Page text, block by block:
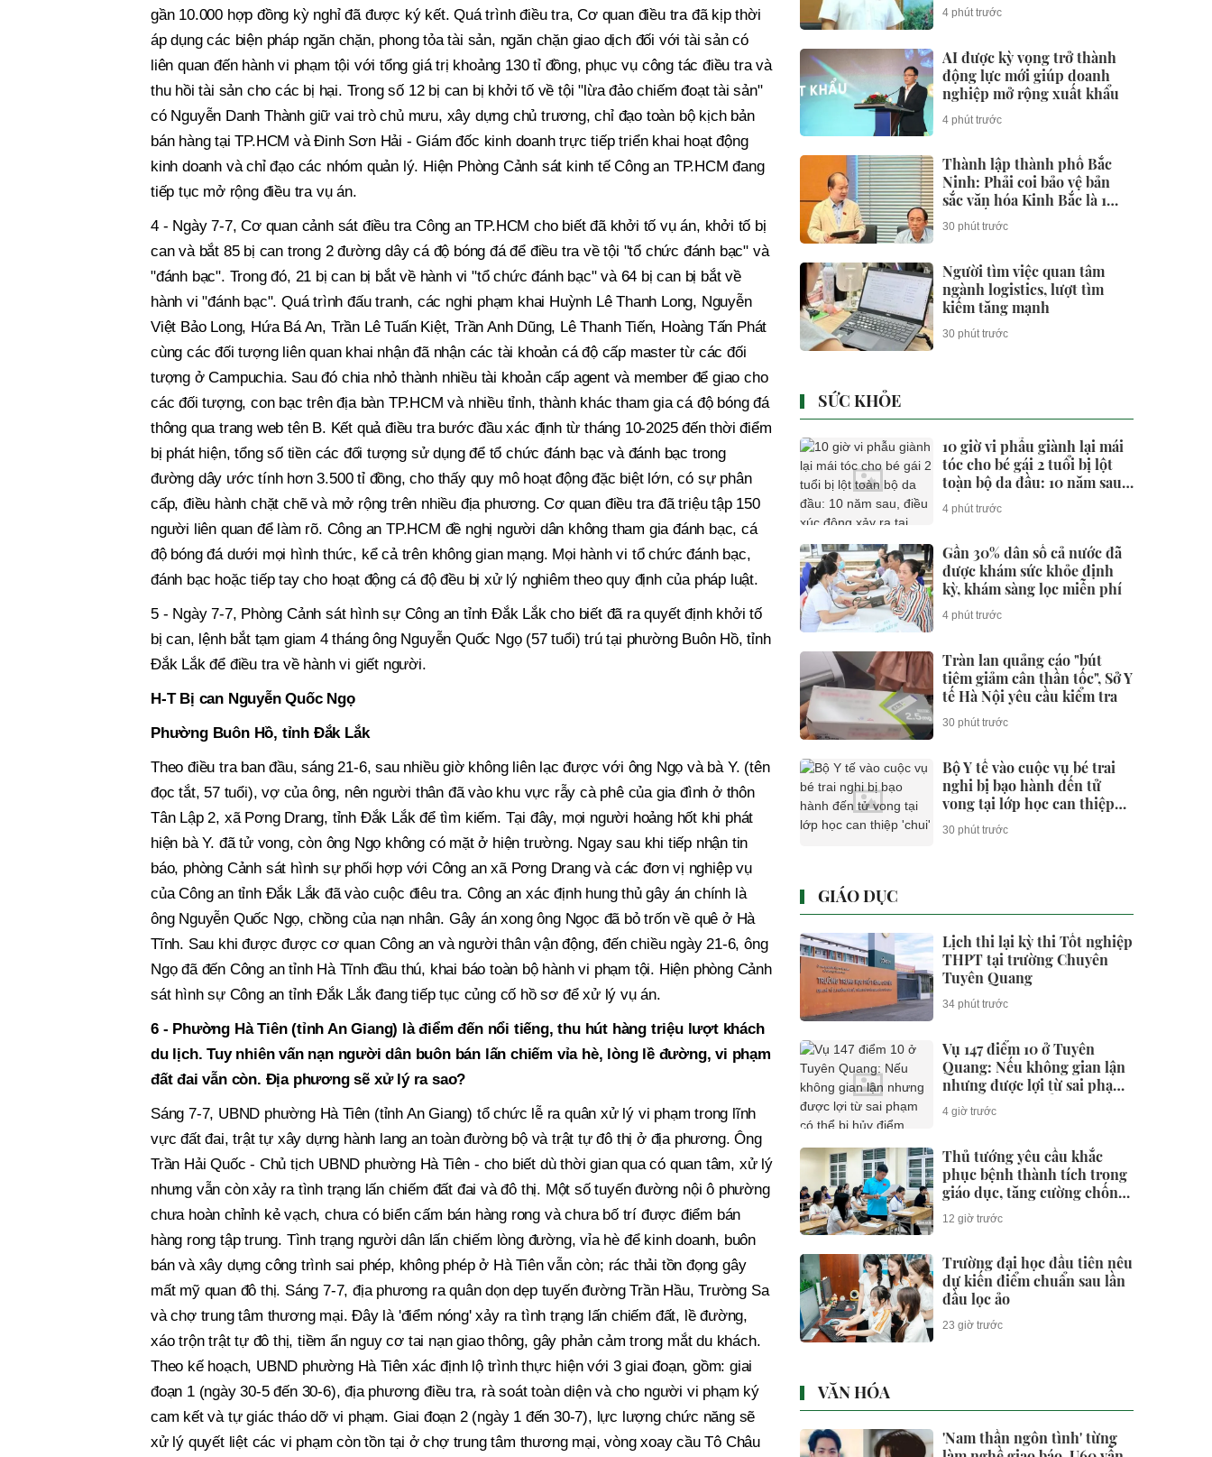
gần 10.000 hợp đồng kỳ nghỉ đã được ký kết. Quá trình điều tra, Cơ quan điều tra đã kịp thời
áp dụng các biện pháp ngăn chặn, phong tỏa tài sản, ngăn chặn giao dịch đối với tài sản có
liên quan đến hành vi phạm tội với tổng giá trị khoảng 130 tỉ đồng, phục vụ công tác điều tra và
thu hồi tài sản cho các bị hại. Trong số 12 bị can bị khởi tố về tội "lừa đảo chiếm đoạt tài sản"
có Nguyễn Danh Thành giữ vai trò chủ mưu, xây dựng chủ trương, chỉ đạo toàn bộ kịch bản
bán hàng tại TP.HCM và Đinh Sơn Hải - Giám đốc kinh doanh trực tiếp triển khai hoạt động
kinh doanh và chỉ đạo các nhóm quản lý. Hiện Phòng Cảnh sát kinh tế Công an TP.HCM đang
tiếp tục mở rộng điều tra vụ án.
4 - Ngày 7-7, Cơ quan cảnh sát điều tra Công an TP.HCM cho biết đã khởi tố vụ án, khởi tố bị
can và bắt 85 bị can trong 2 đường dây cá độ bóng đá để điều tra về tội "tổ chức đánh bạc" và
"đánh bạc". Trong đó, 21 bị can bị bắt về hành vi "tổ chức đánh bạc" và 64 bị can bị bắt về
hành vi "đánh bạc". Quá trình đấu tranh, các nghi phạm khai Huỳnh Lê Thanh Long, Nguyễn
Việt Bảo Long, Hứa Bá An, Trần Lê Tuấn Kiệt, Trần Anh Dũng, Lê Thanh Tiến, Hoàng Tấn Phát
cùng các đối tượng liên quan khai nhận đã nhận các tài khoản cá độ cấp master từ các đối
tượng ở Campuchia. Sau đó chia nhỏ thành nhiều tài khoản cấp agent và member để giao cho
các đối tượng, con bạc trên địa bàn TP.HCM và nhiều tỉnh, thành khác tham gia cá độ bóng đá
thông qua trang web tên B. Kết quả điều tra bước đầu xác định từ tháng 10-2025 đến thời điểm
bị phát hiện, tổng số tiền các đối tượng sử dụng để tổ chức đánh bạc và đánh bạc trong
đường dây ước tính hơn 3.500 tỉ đồng, cho thấy quy mô hoạt động đặc biệt lớn, có sự phân
cấp, điều hành chặt chẽ và mở rộng trên nhiều địa phương. Cơ quan điều tra đã triệu tập 150
người liên quan để làm rõ. Công an TP.HCM đề nghị người dân không tham gia đánh bạc, cá
độ bóng đá dưới mọi hình thức, kể cả trên không gian mạng. Mọi hành vi tổ chức đánh bạc,
đánh bạc hoặc tiếp tay cho hoạt động cá độ đều bị xử lý nghiêm theo quy định của pháp luật.
5 - Ngày 7-7, Phòng Cảnh sát hình sự Công an tỉnh Đắk Lắk cho biết đã ra quyết định khởi tố
bị can, lệnh bắt tạm giam 4 tháng ông Nguyễn Quốc Ngọ (57 tuổi) trú tại phường Buôn Hồ, tỉnh
Đắk Lắk để điều tra về hành vi giết người.
H-T Bị can Nguyễn Quốc Ngọ
Phường Buôn Hồ, tỉnh Đắk Lắk
Theo điều tra ban đầu, sáng 21-6, sau nhiều giờ không liên lạc được với ông Ngọ và bà Y. (tên
đọc tắt, 57 tuổi), vợ của ông, nên người thân đã vào khu vực rẫy cà phê của gia đình ở thôn
Tân Lập 2, xã Pơng Drang, tỉnh Đắk Lắk để tìm kiếm. Tại đây, mọi người hoảng hốt khi phát
hiện bà Y. đã tử vong, còn ông Ngọ không có mặt ở hiện trường. Ngay sau khi tiếp nhận tin
báo, phòng Cảnh sát hình sự phối hợp với Công an xã Pơng Drang và các đơn vị nghiệp vụ
của Công an tỉnh Đắk Lắk đã vào cuộc điêu tra. Công an xác định hung thủ gây án chính là
ông Nguyễn Quốc Ngọ, chồng của nạn nhân. Gây án xong ông Ngọc đã bỏ trốn về quê ở Hà
Tĩnh. Sau khi được được cơ quan Công an và người thân vận động, đến chiều ngày 21-6, ông
Ngọ đã đến Công an tỉnh Hà Tĩnh đầu thú, khai báo toàn bộ hành vi phạm tội. Hiện phòng Cảnh
sát hình sự Công an tỉnh Đắk Lắk đang tiếp tục củng cố hồ sơ để xử lý vụ án.
6 - Phường Hà Tiên (tỉnh An Giang) là điểm đến nổi tiếng, thu hút hàng triệu lượt khách
du lịch. Tuy nhiên vấn nạn người dân buôn bán lấn chiếm vỉa hè, lòng lề đường, vi phạm
đất đai vẫn còn. Địa phương sẽ xử lý ra sao?
Sáng 7-7, UBND phường Hà Tiên (tỉnh An Giang) tổ chức lễ ra quân xử lý vi phạm trong lĩnh
vực đất đai, trật tự xây dựng hành lang an toàn đường bộ và trật tự đô thị ở địa phương. Ông
Trần Hải Quốc - Chủ tịch UBND phường Hà Tiên - cho biết dù thời gian qua có quan tâm, xử lý
nhưng vẫn còn xảy ra tình trạng lấn chiếm đất đai và đô thị. Một số tuyến đường nội ô phường
chưa hoàn chỉnh kẻ vạch, chưa có biển cấm bán hàng rong và chưa bố trí được điểm bán
hàng rong tập trung. Tình trạng người dân lấn chiếm lòng đường, vỉa hè để kinh doanh, buôn
bán và xây dựng công trình sai phép, không phép ở Hà Tiên vẫn còn; rác thải tồn đọng gây
mất mỹ quan đô thị. Sáng 7-7, địa phương ra quân dọn dẹp tuyến đường Trần Hầu, Trường Sa
và chợ trung tâm thương mại. Đây là 'điểm nóng' xảy ra tình trạng lấn chiếm đất, lề đường,
xáo trộn trật tự đô thị, tiềm ẩn nguy cơ tai nạn giao thông, gây phản cảm trong mắt du khách.
Theo kế hoạch, UBND phường Hà Tiên xác định lộ trình thực hiện với 3 giai đoạn, gồm: giai
đoạn 1 (ngày 30-5 đến 30-6), địa phương điều tra, rà soát toàn diện và cho người vi phạm ký
cam kết và tự giác tháo dỡ vi phạm. Giai đoạn 2 (ngày 1 đến 30-7), lực lượng chức năng sẽ
xử lý quyết liệt các vi phạm còn tồn tại ở chợ trung tâm thương mại, vòng xoay cầu Tô Châu
4 phút trước
AI được kỳ vọng trở thành
động lực mới giúp doanh
nghiệp mở rộng xuất khẩu
4 phút trước
Thành lập thành phố Bắc
Ninh: Phải coi bảo vệ bản
sắc văn hóa Kinh Bắc là 1
cam kết chính trị và trách
nhiệm pháp lý lâu dài
30 phút trước
Người tìm việc quan tâm
ngành logistics, lượt tìm
kiếm tăng mạnh
30 phút trước
SỨC KHỎE
10 giờ vi phẫu giành lại mái
tóc cho bé gái 2 tuổi bị lột
toàn bộ da đầu: 10 năm sau,
điều xúc động xảy ra tại
Bệnh viện Việt Đức
4 phút trước
Gần 30% dân số cả nước đã
được khám sức khỏe định
kỳ, khám sàng lọc miễn phí
4 phút trước
Tràn lan quảng cáo "bút
tiêm giảm cân thần tốc", Sở Y
tế Hà Nội yêu cầu kiểm tra
30 phút trước
Bộ Y tế vào cuộc vụ bé trai
nghi bị bạo hành đến tử
vong tại lớp học can thiệp
'chui'
30 phút trước
GIÁO DỤC
Lịch thi lại kỳ thi Tốt nghiệp
THPT tại trường Chuyên
Tuyên Quang
34 phút trước
Vụ 147 điểm 10 ở Tuyên
Quang: Nếu không gian lận
nhưng được lợi từ sai phạm
có thể bị hủy điểm không?
4 giờ trước
Thủ tướng yêu cầu khắc
phục bệnh thành tích trong
giáo dục, tăng cường chống
gian lận thi cử và lạm thu
12 giờ trước
Trường đại học đầu tiên nêu
dự kiến điểm chuẩn sau lần
đầu lọc ảo
23 giờ trước
VĂN HÓA
'Nam thần ngôn tình' từng